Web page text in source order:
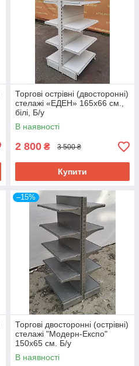
Торгові острівні (двосторонні)
стелажі «ЕДЕН» 165х66 см.,
білі, Б/у
В наявності
2 800 ₴ 3 500 ₴
Купити
–15%
Торгові двосторонні (острівні)
стелажі "Модерн-Експо"
150х65 см. Б/у
В наявності